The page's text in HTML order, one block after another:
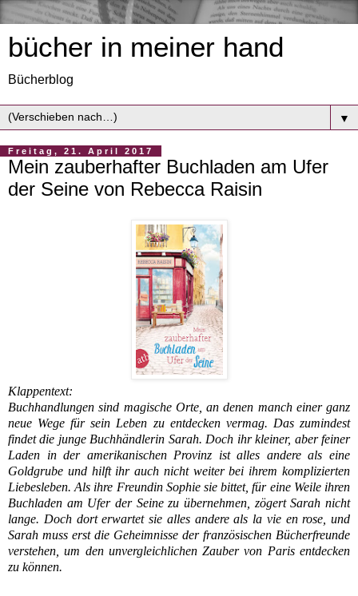
bücher in meiner hand
Bücherblog
▼
Freitag, 21. April 2017
Mein zauberhafter Buchladen am Ufer
der Seine von Rebecca Raisin
Klappentext:
Buchhandlungen sind magische Orte, an denen manch einer ganz
neue Wege für sein Leben zu entdecken vermag. Das zumindest
findet die junge Buchhändlerin Sarah. Doch ihr kleiner, aber feiner
Laden in der amerikanischen Provinz ist alles andere als eine
Goldgrube und hilft ihr auch nicht weiter bei ihrem komplizierten
Liebesleben. Als ihre Freundin Sophie sie bittet, für eine Weile ihren
Buchladen am Ufer der Seine zu übernehmen, zögert Sarah nicht
lange. Doch dort erwartet sie alles andere als la vie en rose, und
Sarah muss erst die Geheimnisse der französischen Bücherfreunde
verstehen, um den unvergleichlichen Zauber von Paris entdecken
zu können.